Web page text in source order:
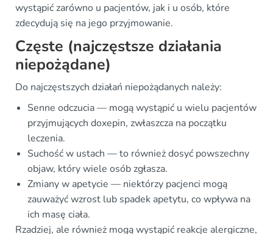
wystąpić zarówno u pacjentów, jak i u osób, które
zdecydują się na jego przyjmowanie.
Częste (najczęstsze działania
niepożądane)
Do najczęstszych działań niepożądanych należy:
Senne odczucia — mogą wystąpić u wielu pacjentów
przyjmujących doxepin, zwłaszcza na początku
leczenia.
Suchość w ustach — to również dosyć powszechny
objaw, który wiele osób zgłasza.
Zmiany w apetycie — niektórzy pacjenci mogą
zauważyć wzrost lub spadek apetytu, co wpływa na
ich masę ciała.
Rzadziej, ale również mogą wystąpić reakcje alergiczne,